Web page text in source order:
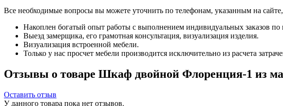
Все необходимые вопросы вы можете уточнить по телефонам, указанным на
Накоплен богатый опыт работы с выполнением индивидуальных заказов по
Выезд замерщика, его грамотная консультация, визуализация изделия.
Визуализация встроенной мебели.
Только у нас просчет мебели производится исключительно из расчета
Отзывы о товаре Шкаф двойной Флоренция-1 из
Оставить отзыв
У данного товара пока нет отзывов.